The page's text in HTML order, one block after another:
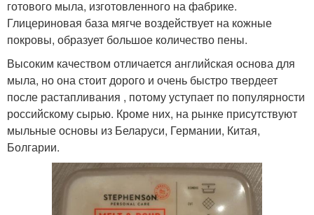
готового мыла, изготовленного на фабрике.
Глицериновая база мягче воздействует на кожные
покровы, образует большое количество пены.
Высоким качеством отличается английская основа для
мыла, но она стоит дорого и очень быстро твердеет
после растапливания , потому уступает по популярности
российскому сырью. Кроме них, на рынке присутствуют
мыльные основы из Беларуси, Германии, Китая,
Болгарии.